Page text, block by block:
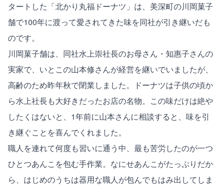
タートした「北かり丸福ドーナツ」は、美深町の川岡菓子
舗で100年に渡って愛されてきた味を同社が引き継いだも
のです。
川岡菓子舗は、同社水上崇社長のお母さん・知惠子さんの
実家で、いとこの山本修さんが経営を継いでいましたが、
高齢のため昨年秋で閉業しました。ドーナツは子供の頃か
ら水上社長も大好きだったお店の名物。この味だけは絶や
したくはないと、1年前に山本さんに相談すると、味を引
き継ぐことを喜んでくれました。
職人を連れて何度も習いに通う中、最も苦労したのが一つ
ひとつあんこを包む手作業。なにせあんこがたっぷりだか
ら、はじめのうちは器用な職人が包んでもはみ出してしま